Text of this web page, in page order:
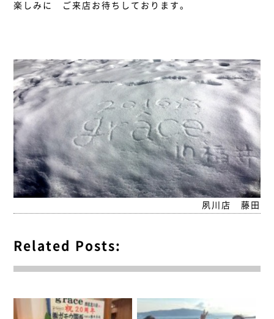
楽しみに ご来店お待ちしております。
夙川店 藤田
Related Posts: